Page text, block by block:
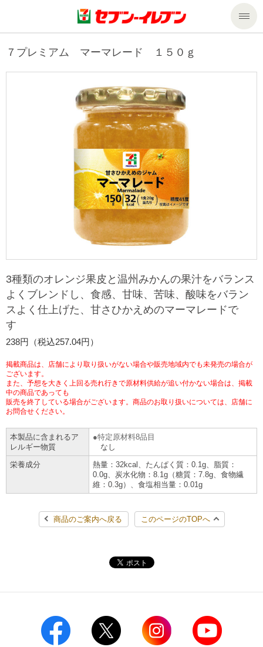
商品のご案内
商品カテゴリ一覧
食の安全・安心への取組み
ギフト
プリペイドカード・金券
ニンテンドー・ダウンロードカード
マルチコピー機でできること
マルチコピー機でできることトップ
コピー
プリント
スキャン
ファクス
チケット
プリペイドサービス
行政サービス
宅配便
切手・はがき・印紙
セブン銀行ATM
ご利用可能なお支払い方法
各種料金のお支払い
スマホプリペイド
レジでApple Accountにチャージ
モバイルバッテリーシェアリング（店舗限定）
チケットサービス
セブンチケット
チケットぴあ
イープラス
CNプレイガイド
JTB
セブン‐イレブンでお受取り
タワーレコード
セブンネットショッピング
停電時のサービス停止のお知らせ
企業理念
会社概要
貸借対照表・損益計算書
沿革
国内店舗数
売上高、店舗数推移
セブン‐イレブンの海外事業
データで見るセブン‐イレブン
私たちの取組み
サステナビリティ
セブン＆アイ・ホールディングスの重点課題
サステナビリティ活動基本方針
サステナビリティ推進体制
GREEN CHALLENGE 2050
4VISIONS
サステナビリティニュース
サステナビリティレポート
報告書ライブラリー
加盟店オーナー募集 物件募集・購入
お問い合わせ
Language
English (Corporate)
English (Services)
中文[繁體字](服務)
ภาษาไทย(บริการ)
７プレミアム マーマレード １５０ｇ
3種類のオレンジ果皮と温州みかんの果汁をバランス
よくブレンドし、食感、甘味、苦味、酸味をバラン
スよく仕上げた、甘さひかえめのマーマレードで
す
238円（税込257.04円）
掲載商品は、店舗により取り扱いがない場合や販売地域内でも未発売の場合が
ございます。
また、予想を大きく上回る売れ行きで原材料供給が追い付かない場合は、掲載
中の商品であっても
販売を終了している場合がございます。商品のお取り扱いについては、店舗に
お問合せください。
本製品に含まれるア
レルギー物質
特定原材料8品目
なし
栄養成分
熱量：32kcal、たんぱく質：0.1g、脂質：
0.0g、炭水化物：8.1g（糖質：7.8g、食物繊
維：0.3g）、食塩相当量：0.01g
商品のご案内へ戻る このページのTOPへ